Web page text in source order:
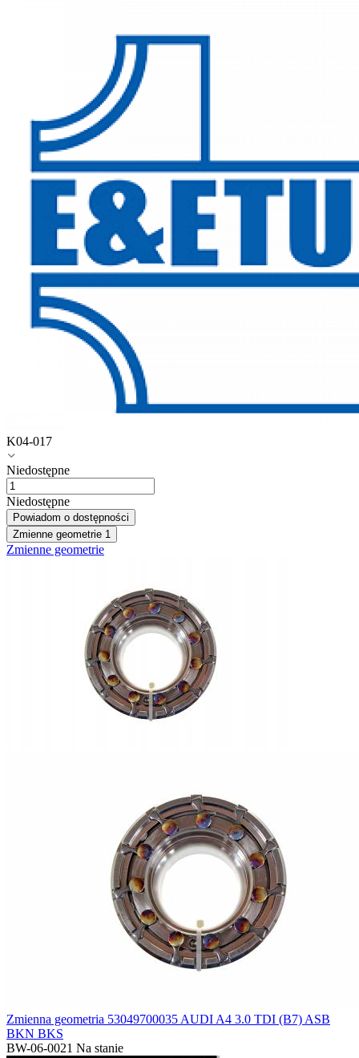
K04-017
Niedostępne
Niedostępne
Powiadom o dostępności
Zmienne geometrie 1
Zmienne geometrie
Zmienna geometria 53049700035 AUDI A4 3.0 TDI (B7) ASB
BKN BKS
BW-06-0021 Na stanie